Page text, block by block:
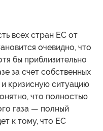
всех стран ЕС от
очевидно, что
бы приблизительно
за счет собственных
кризисную ситуацию
что полностью
газа — полный
к тому, что ЕС